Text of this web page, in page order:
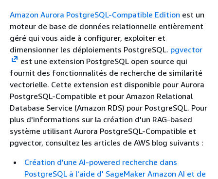
Amazon Aurora PostgreSQL-Compatible Edition est un
moteur de base de données relationnelle entièrement
géré qui vous aide à configurer, exploiter et
dimensionner les déploiements PostgreSQL. pgvector
est une extension PostgreSQL open source qui
fournit des fonctionnalités de recherche de similarité
vectorielle. Cette extension est disponible pour Aurora
PostgreSQL-Compatible et pour Amazon Relational
Database Service (Amazon RDS) pour PostgreSQL. Pour
plus d'informations sur la création d'un RAG-based
système utilisant Aurora PostgreSQL-Compatible et
pgvector, consultez les articles de AWS blog suivants :
Création d'une AI-powered recherche dans
PostgreSQL à l'aide d' SageMaker Amazon AI et de